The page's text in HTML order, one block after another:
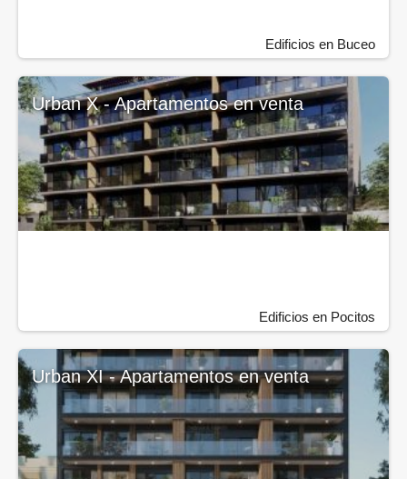
Edificios en Buceo
Urban X - Apartamentos en venta
Edificios en Pocitos
Urban XI - Apartamentos en venta